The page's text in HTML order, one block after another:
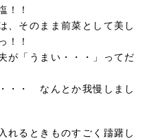
！！
、そのまま前菜として美し
！！
が「うまい・・・」ってだ
・・ なんとか我慢しまし
るときものすごく躊躇し